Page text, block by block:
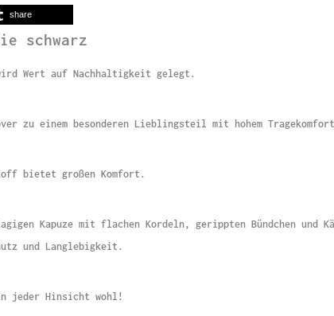
share
schwarz
Wert auf Nachhaltigkeit gelegt.
zu einem besonderen Lieblingsteil mit hohem
bietet großen Komfort.
Kapuze mit flachen Kordeln, gerippten Bündchen und
und Langlebigkeit.
jeder Hinsicht wohl!